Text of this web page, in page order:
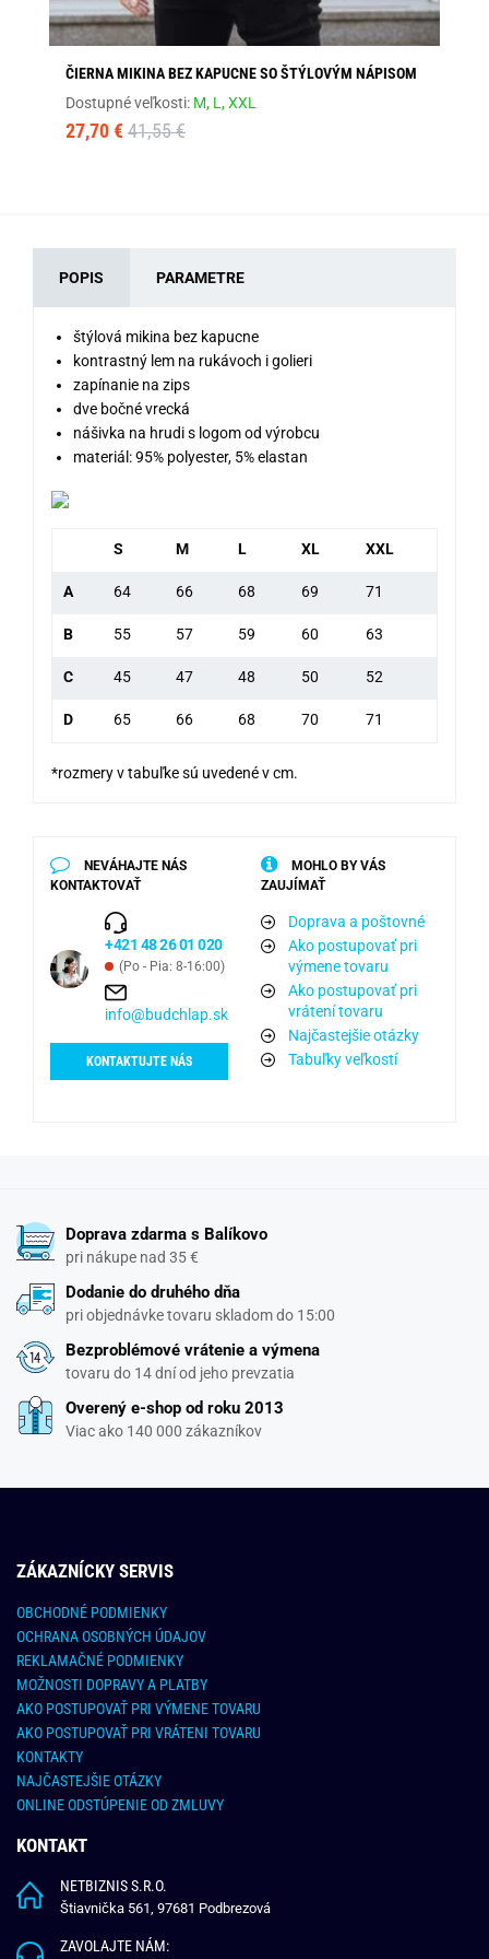
ČIERNA MIKINA BEZ KAPUCNE SO ŠTÝLOVÝM NÁPISOM
Dostupné veľkosti: M, L,XXL
27,70 € 41,55 €
POPIS PARAMETRE
štýlová mikina bez kapucne
kontrastný lem na rukávoch i golieri
zapínanie na zips
dve bočné vrecká
nášivka na hrudi s logom od výrobcu
materiál: 95% polyester, 5% elastan
S M L XL XXL
A 64 66 68 69 71
B 55 57 59 60 63
C 45 47 48 50 52
D 65 66 68 70 71
*rozmery v tabuľke sú uvedené v cm.
NEVÁHAJTE NÁS
KONTAKTOVAŤ
+421 48 26 01 020
(Po - Pia: 8-16:00)
info@budchlap.sk
KONTAKTUJTE NÁS
MOHLO BY VÁS
ZAUJÍMAŤ
Doprava a poštovné
Ako postupovať pri
výmene tovaru
Ako postupovať pri
vrátení tovaru
Najčastejšie otázky
Tabuľky veľkostí
Doprava zdarma s Balíkovo
pri nákupe nad 35 €
Dodanie do druhého dňa
pri objednávke tovaru skladom do 15:00
Bezproblémové vrátenie a výmena
tovaru do 14 dní od jeho prevzatia
Overený e-shop od roku 2013
Viac ako 140 000 zákazníkov
ZÁKAZNÍCKY SERVIS
OBCHODNÉ PODMIENKY
OCHRANA OSOBNÝCH ÚDAJOV
REKLAMAČNÉ PODMIENKY
MOŽNOSTI DOPRAVY A PLATBY
AKO POSTUPOVAŤ PRI VÝMENE TOVARU
AKO POSTUPOVAŤ PRI VRÁTENI TOVARU
KONTAKTY
NAJČASTEJŠIE OTÁZKY
ONLINE ODSTÚPENIE OD ZMLUVY
KONTAKT
NETBIZNIS S.R.O.
Štiavnička 561, 97681 Podbrezová
ZAVOLAJTE NÁM: